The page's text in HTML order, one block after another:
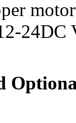
motor
24DC